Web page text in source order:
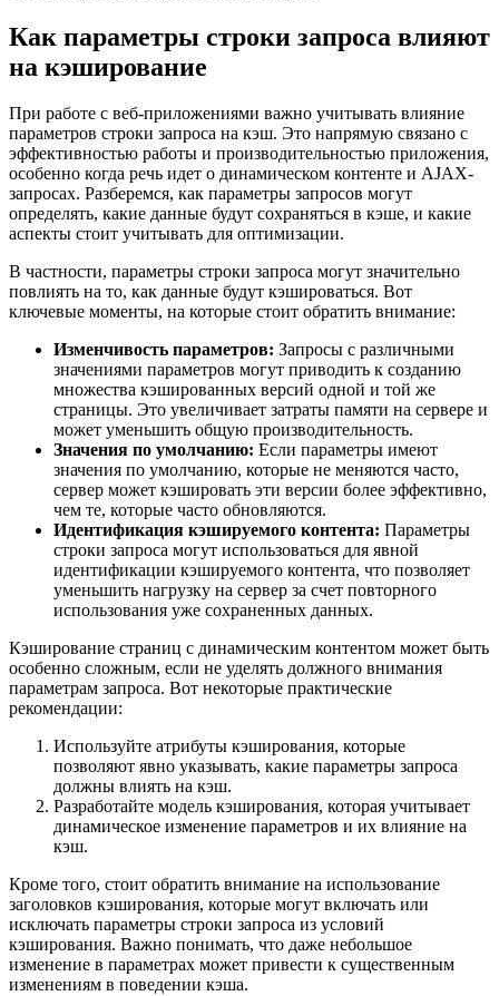
Как параметры строки запроса влияют
на кэширование
При работе с веб-приложениями важно учитывать влияние
параметров строки запроса на кэш. Это напрямую связано с
эффективностью работы и производительностью приложения,
особенно когда речь идет о динамическом контенте и AJAX-
запросах. Разберемся, как параметры запросов могут
определять, какие данные будут сохраняться в кэше, и какие
аспекты стоит учитывать для оптимизации.
В частности, параметры строки запроса могут значительно
повлиять на то, как данные будут кэшироваться. Вот
ключевые моменты, на которые стоит обратить внимание:
Изменчивость параметров: Запросы с различными
значениями параметров могут приводить к созданию
множества кэшированных версий одной и той же
страницы. Это увеличивает затраты памяти на сервере и
может уменьшить общую производительность.
Значения по умолчанию: Если параметры имеют
значения по умолчанию, которые не меняются часто,
сервер может кэшировать эти версии более эффективно,
чем те, которые часто обновляются.
Идентификация кэшируемого контента: Параметры
строки запроса могут использоваться для явной
идентификации кэшируемого контента, что позволяет
уменьшить нагрузку на сервер за счет повторного
использования уже сохраненных данных.
Кэширование страниц с динамическим контентом может быть
особенно сложным, если не уделять должного внимания
параметрам запроса. Вот некоторые практические
рекомендации:
Используйте атрибуты кэширования, которые
позволяют явно указывать, какие параметры запроса
должны влиять на кэш.
Разработайте модель кэширования, которая учитывает
динамическое изменение параметров и их влияние на
кэш.
Кроме того, стоит обратить внимание на использование
заголовков кэширования, которые могут включать или
исключать параметры строки запроса из условий
кэширования. Важно понимать, что даже небольшое
изменение в параметрах может привести к существенным
изменениям в поведении кэша.